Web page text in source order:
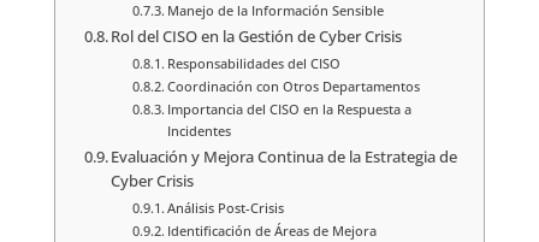
Manejo de la Información Sensible
Rol del CISO en la Gestión de Cyber Crisis
Responsabilidades del CISO
Coordinación con Otros Departamentos
Importancia del CISO en la Respuesta a
Incidentes
Evaluación y Mejora Continua de la Estrategia de
Cyber Crisis
Análisis Post-Crisis
Identificación de Áreas de Mejora